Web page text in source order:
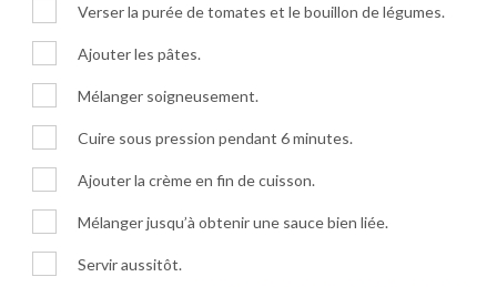
Verser la purée de tomates et le bouillon de légumes.
Ajouter les pâtes.
Mélanger soigneusement.
Cuire sous pression pendant 6 minutes.
Ajouter la crème en fin de cuisson.
Mélanger jusqu’à obtenir une sauce bien liée.
Servir aussitôt.